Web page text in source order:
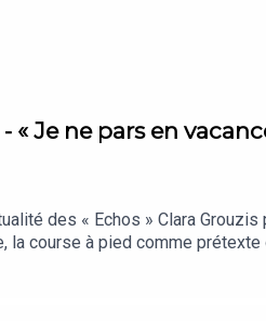
« Je ne pars en
des « Echos » Clara
la course à pied comme
c’est chaque jour les
nos auditeurs.« La Story » est